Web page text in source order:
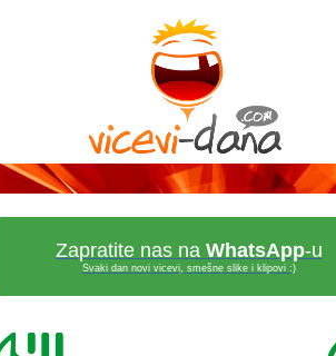
Zapratite nas na WhatsApp-u
Svaki dan novi vicevi, smešne slike i klipovi :)